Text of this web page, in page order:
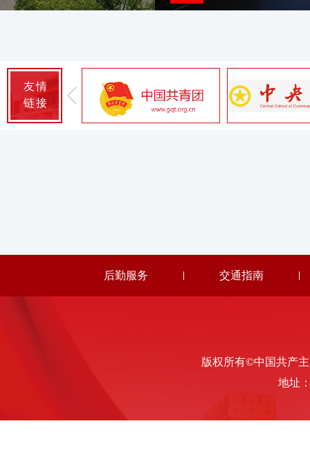
友情
链接
后勤服务 交通指南
版权所有©中国共产
地址